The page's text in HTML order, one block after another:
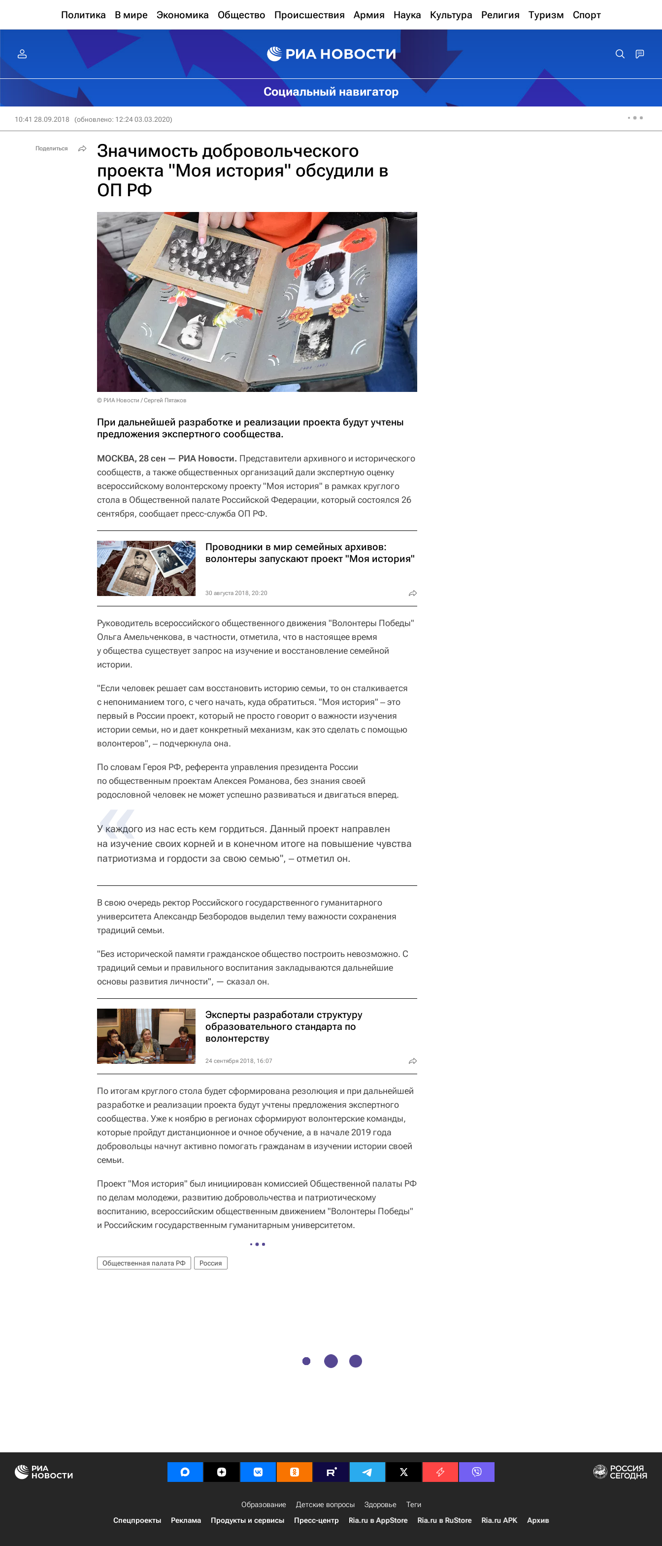
Политика В мире Экономика Общество Происшествия Армия Наука Культура Религия Туризм Спорт
Социальный навигатор
10:41 28.09.2018 (обновлено: 12:24 03.03.2020)
Значимость добровольческого
проекта "Моя история" обсудили в
ОП РФ
© РИА Новости / Сергей Пятаков
При дальнейшей разработке и реализации проекта будут учтены
предложения экспертного сообщества.
МОСКВА, 28 сен — РИА Новости. Представители архивного и исторического
сообществ, а также общественных организаций дали экспертную оценку
всероссийскому волонтерскому проекту "Моя история" в рамках круглого
стола в Общественной палате Российской Федерации, который состоялся 26
сентября, сообщает пресс-служба ОП РФ.
Проводники в мир семейных архивов:
волонтеры запускают проект "Моя история"
30 августа 2018, 20:20
Руководитель всероссийского общественного движения "Волонтеры Победы"
Ольга Амельченкова, в частности, отметила, что в настоящее время
у общества существует запрос на изучение и восстановление семейной
истории.
"Если человек решает сам восстановить историю семьи, то он сталкивается
с непониманием того, с чего начать, куда обратиться. "Моя история" ‒ это
первый в России проект, который не просто говорит о важности изучения
истории семьи, но и дает конкретный механизм, как это сделать с помощью
волонтеров", ‒ подчеркнула она.
По словам Героя РФ, референта управления президента России
по общественным проектам Алексея Романова, без знания своей
родословной человек не может успешно развиваться и двигаться вперед.
У каждого из нас есть кем гордиться. Данный проект направлен
на изучение своих корней и в конечном итоге на повышение чувства
патриотизма и гордости за свою семью", ‒ отметил он.
В свою очередь ректор Российского государственного гуманитарного
университета Александр Безбородов выделил тему важности сохранения
традиций семьи.
"Без исторической памяти гражданское общество построить невозможно. С
традиций семьи и правильного воспитания закладываются дальнейшие
основы развития личности", — сказал он.
Эксперты разработали структуру
образовательного стандарта по
волонтерству
24 сентября 2018, 16:07
По итогам круглого стола будет сформирована резолюция и при дальнейшей
разработке и реализации проекта будут учтены предложения экспертного
сообщества. Уже к ноябрю в регионах сформируют волонтерские команды,
которые пройдут дистанционное и очное обучение, а в начале 2019 года
добровольцы начнут активно помогать гражданам в изучении истории своей
семьи.
Проект "Моя история" был инициирован комиссией Общественной палаты РФ
по делам молодежи, развитию добровольчества и патриотическому
воспитанию, всероссийским общественным движением "Волонтеры Победы"
и Российским государственным гуманитарным университетом.
Общественная палата РФ Россия
Поделиться
Образование Детские вопросы Здоровье
Теги
Спецпроекты
Реклама Продукты и сервисы Пресс-центр Ria.ru в AppStore Ria.ru в RuStore Ria.ru APK Архив